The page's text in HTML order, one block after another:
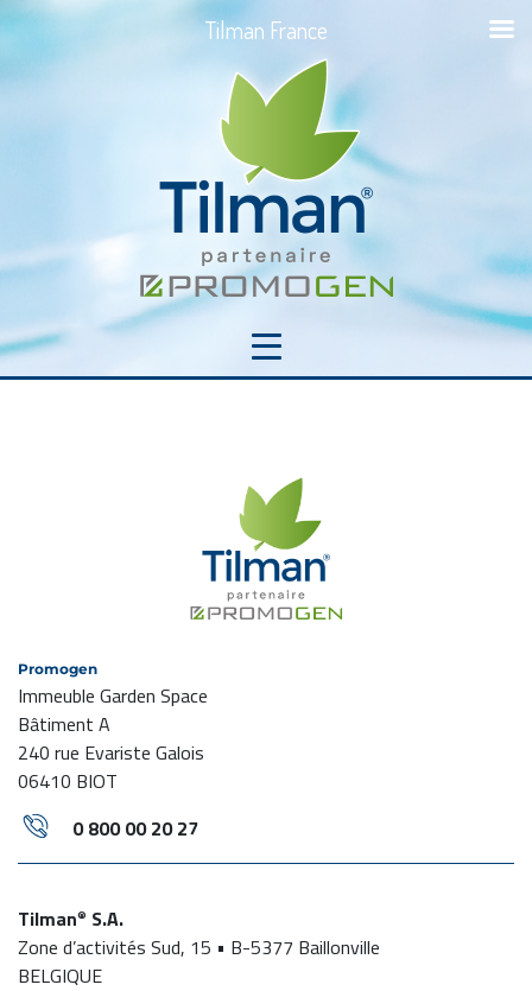
Promogen
Immeuble Garden Space
Bâtiment A
240 rue Evariste Galois
06410 BIOT
0 800 00 20 27
Tilman® S.A.
Zone d’activités Sud, 15 • B-5377 Baillonville
BELGIQUE
Tilman France